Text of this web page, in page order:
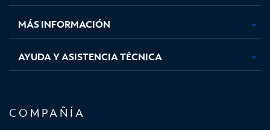
nuevanuevanuevanueva
MÁS INFORMACIÓN
AYUDA Y ASISTENCIA TÉCNICA
COMPAÑÍA